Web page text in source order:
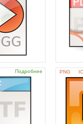
Подробнее PNG